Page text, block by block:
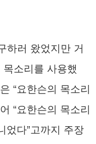
하러 왔었지만 거
목소리를 사용했
“요한슨의 목소리
“요한슨의 목소리
었다”고까지 주장